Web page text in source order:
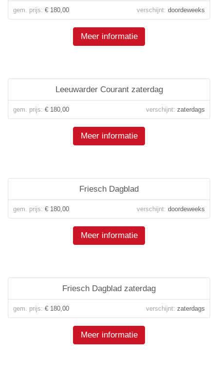
gem. prijs: € 180,00 verschijnt: doordeweeks
Meer informatie
Leeuwarder Courant zaterdag
gem. prijs: € 180,00 verschijnt: zaterdags
Meer informatie
Friesch Dagblad
gem. prijs: € 180,00 verschijnt: doordeweeks
Meer informatie
Friesch Dagblad zaterdag
gem. prijs: € 180,00 verschijnt: zaterdags
Meer informatie